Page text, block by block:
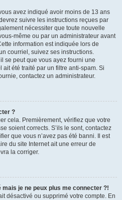
avez indiqué avoir moins de 13 ans
suivre les instructions reçues par
nécessiter que toute nouvelle
même ou par un administrateur avant
information est indiquée lors de
courriel, suivez ses instructions.
se peut que vous ayez fourni une
été traité par un filtre anti-spam. Si
contactez un administrateur.
?
cela. Premièrement, vérifiez que votre
soient corrects. S’ils le sont, contactez
que vous n’avez pas été banni. Il est
du site Internet ait une erreur de
la corriger.
je ne peux plus me connecter ?!
désactivé ou supprimé votre compte. En